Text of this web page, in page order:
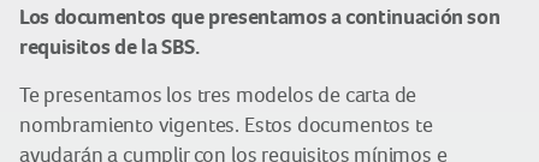
Los documentos que presentamos a continuación son
requisitos de la SBS.
Te presentamos los tres modelos de carta de
nombramiento vigentes. Estos documentos te
ayudarán a cumplir con los requisitos mínimos e